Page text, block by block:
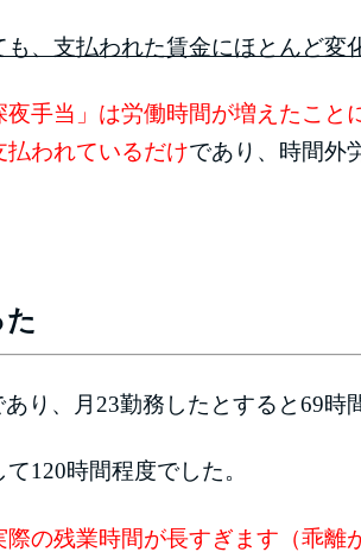
、支払われた賃金にほとんど変
夜手当」は労働時間が増えたこと
払われているだけであり、時間外
り、月23勤務したとすると69時
120時間程度でした。
の残業時間が長すぎます（乖離